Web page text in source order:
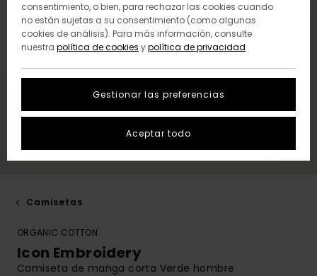
Camisetas
ORGANIC COTTON
Icon Embroidery
Camiseta de manga corta Verde hombre
consentimiento, o bien, para rechazar las cookies cuando
no están sujetas a su consentimiento (como algunas
cookies de análisis). Para más información, consulte
nuestra política de cookies ypolítica de privacidad
Gestionar las preferencias
Aceptar todo